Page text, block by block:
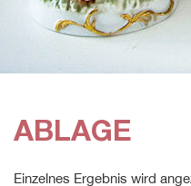
ABLAGE
Einzelnes Ergebnis wird